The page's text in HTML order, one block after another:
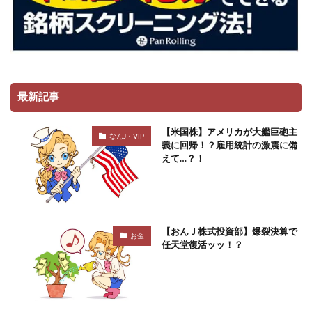
最新記事
なんJ・VIP
【米国株】アメリカが大艦巨砲主
義に回帰！？雇用統計の激震に備
えて…？！
お金
【おんＪ株式投資部】爆裂決算で
任天堂復活ッッ！？